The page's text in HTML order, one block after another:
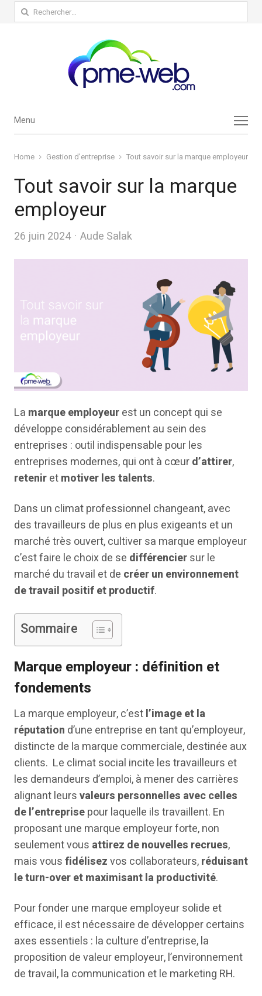
Rechercher :
Menu
Menu
Home Gestion d'entreprise Tout savoir sur la marque employeur
Tout savoir sur la marque
employeur
26 juin 2024 Author
Aude Salak
La marque employeurest un concept qui se
développe considérablement au sein des
entreprises : outil indispensable pour les
entreprises modernes, qui ont à cœurd’attirer,
reteniretmotiver les talents.
Dans un climat professionnel changeant, avec
des travailleurs de plus en plus exigeants et un
marché très ouvert, cultiver sa marque employeur
c’est faire le choix de se différenciersur le
marché du travail et de créer un environnement
de travail positif et productif.
Sommaire
Marque employeur : définition et
fondements
La marque employeur, c’estl’image et la
réputation d’une entreprise en tant qu’employeur,
distincte de la marque commerciale, destinée aux
clients. Le climat social incite les travailleurs et
les demandeurs d’emploi, à mener des carrières
alignant leursvaleurs personnelles avec celles
de l’entreprisepour laquelle ils travaillent. En
proposant une marque employeur forte, non
seulement vous attirez de nouvelles recrues,
mais vousfidélisezvos collaborateurs,réduisant
le turn-over et maximisant la productivité.
Pour fonder une marque employeur solide et
efficace, il est nécessaire de développer certains
axes essentiels : la culture d’entreprise, la
proposition de valeur employeur, l’environnement
de travail, la communication et le marketing RH.